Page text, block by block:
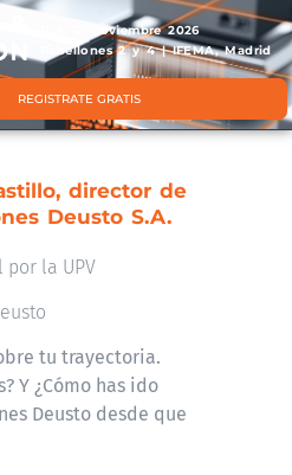
11 & 12 noviembre 2026
Pabellones 2 y 4 | IFEMA, Madrid
REGISTRATE GRATIS
director de
Deusto S.A.
la UPV
tu trayectoria.
Y ¿Cómo has ido
Deusto desde que